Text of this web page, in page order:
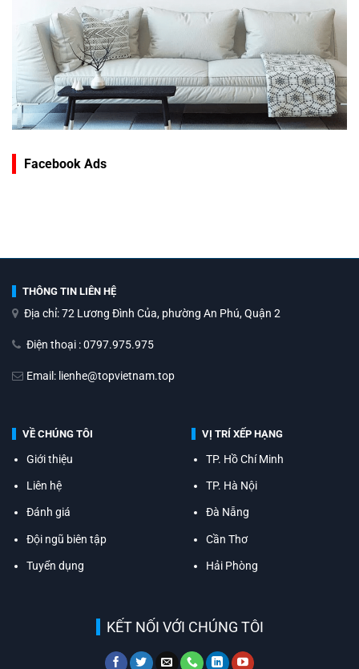
Facebook Ads
THÔNG TIN LIÊN HỆ
Địa chỉ: 72 Lương Đình Của, phường An Phú, Quận 2
Điện thoại : 0797.975.975
Email: lienhe@topvietnam.top
VỀ CHÚNG TÔI
Giới thiệu
Liên hệ
Đánh giá
Đội ngũ biên tập
Tuyển dụng
VỊ TRÍ XẾP HẠNG
TP. Hồ Chí Minh
TP. Hà Nội
Đà Nẵng
Cần Thơ
Hải Phòng
KẾT NỐI VỚI CHÚNG TÔI